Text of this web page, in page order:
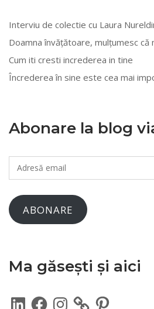
Interviu de colectie cu Laura
Doamna învățătoare, mulțumesc că
Cum iti cresti increderea in tine
Încrederea în sine este cea mai
Abonare la blog
Adresă
email
ABONARE
Ma găsești și aici
LinkedInFacebookInstagram Pinterest